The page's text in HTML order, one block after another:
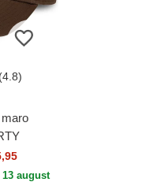
de
MLB
13 august